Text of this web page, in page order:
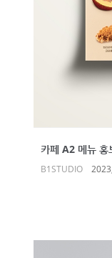
카페 A2 메뉴 홍
B1STUDIO